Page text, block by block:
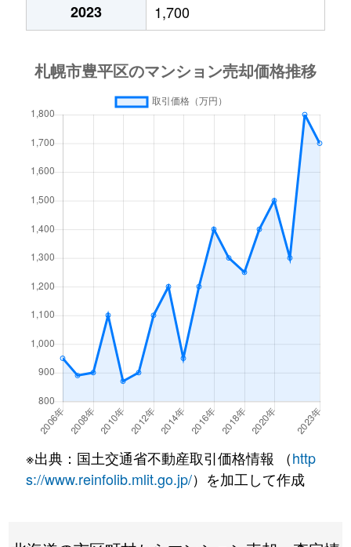
月寒西５条
1,600万円
月寒東１条
2,300万円 月寒中央
徒歩
2,100万円 月寒中央
月寒東１条
徒歩
月寒東１条
2,100万円 福住
月寒東１条
福住
月寒東１条
3,400万円 福住
月寒東１条
3,500万円
月寒東１条
800万円
月寒東１条
1,900万円 福住
徒歩
月寒東１条
1,100万円 福住
月寒東２条
640万円 月寒中央
2023
1,700
※出典：国土交通省不動産取引価格情報 （http
s://www.reinfolib.mlit.go.jp/）を加工して作成